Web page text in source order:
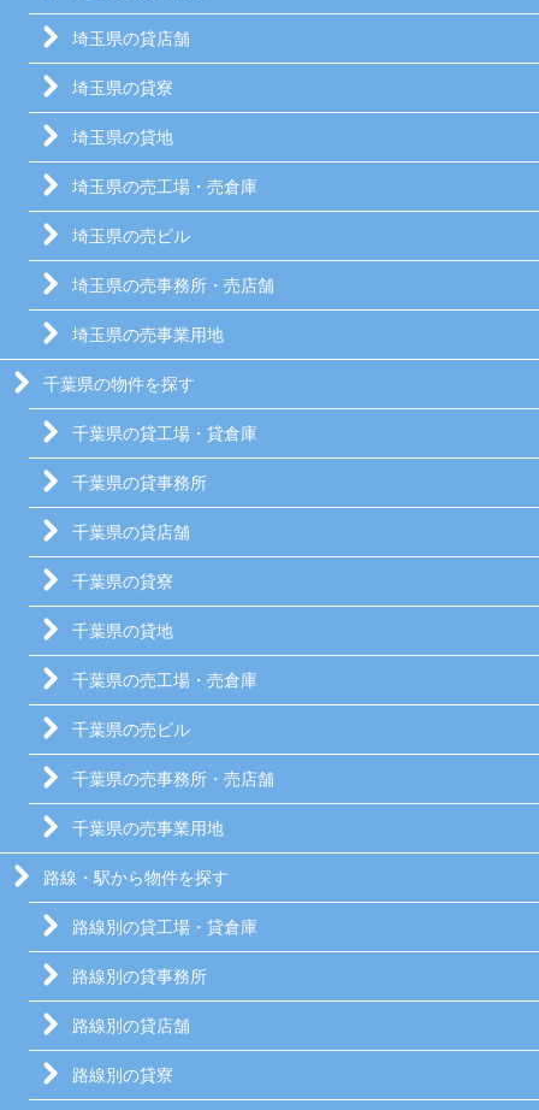
埼玉県の貸店舗
埼玉県の貸寮
埼玉県の貸地
埼玉県の売工場・売倉庫
埼玉県の売ビル
埼玉県の売事務所・売店舗
埼玉県の売事業用地
千葉県の物件を探す
千葉県の貸工場・貸倉庫
千葉県の貸事務所
千葉県の貸店舗
千葉県の貸寮
千葉県の貸地
千葉県の売工場・売倉庫
千葉県の売ビル
千葉県の売事務所・売店舗
千葉県の売事業用地
路線・駅から物件を探す
路線別の貸工場・貸倉庫
路線別の貸事務所
路線別の貸店舗
路線別の貸寮